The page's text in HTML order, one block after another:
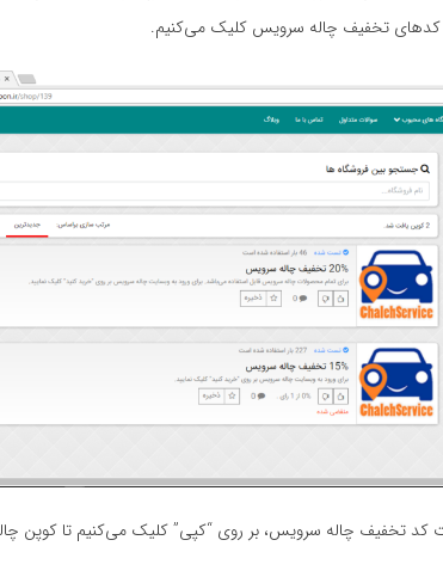
کدهای تخفیف چاله سرویس کلیک می‌کنیم.
کد تخفیف چاله سرویس، بر روی “کپی” کلیک می‌کنیم تا کوپن